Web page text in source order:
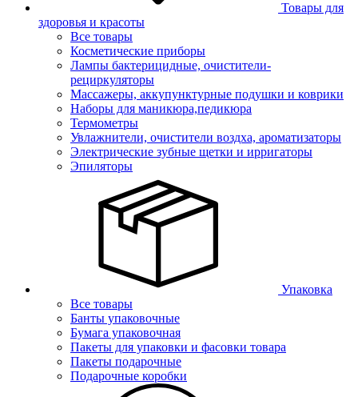
Товары для
здоровья и красоты
Все товары
Косметические приборы
Лампы бактерицидные, очистители-
рециркуляторы
Массажеры, аккупунктурные подушки и коврики
Наборы для маникюра,педикюра
Термометры
Увлажнители, очистители воздха, ароматизаторы
Электрические зубные щетки и ирригаторы
Эпиляторы
Упаковка
Все товары
Банты упаковочные
Бумага упаковочная
Пакеты для упаковки и фасовки товара
Пакеты подарочные
Подарочные коробки